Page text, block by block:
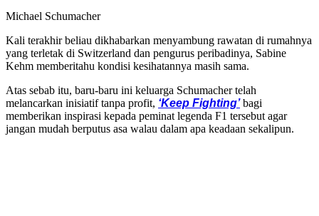
Michael Schumacher
Kali terakhir beliau dikhabarkan menyambung rawatan di rumahnya
yang terletak di Switzerland dan pengurus peribadinya, Sabine
Kehm memberitahu kondisi kesihatannya masih sama.
Atas sebab itu, baru-baru ini keluarga Schumacher telah
melancarkan inisiatif tanpa profit, ‘Keep Fighting’bagi
memberikan inspirasi kepada peminat legenda F1 tersebut agar
jangan mudah berputus asa walau dalam apa keadaan sekalipun.